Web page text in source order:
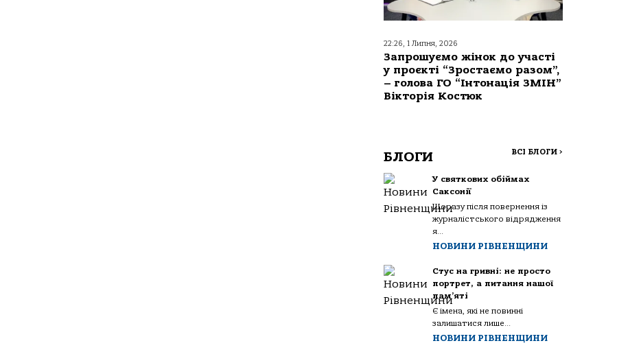
22:26, 1 Липня, 2026
Запрошуємо жінок до участі
у проєкті “Зростаємо разом”,
– голова ГО “Інтонація ЗМІН”
Вікторія Костюк
БЛОГИ ВСІ БЛОГИ >
У святкових обіймах
Саксонії
Щоразу після повернення із
журналістського відрядження
я...
НОВИНИ РІВНЕНЩИНИ
Стус на гривні: не просто
портрет, а питання нашої
пам’яті
Є імена, які не повинні
залишатися лише...
НОВИНИ РІВНЕНЩИНИ